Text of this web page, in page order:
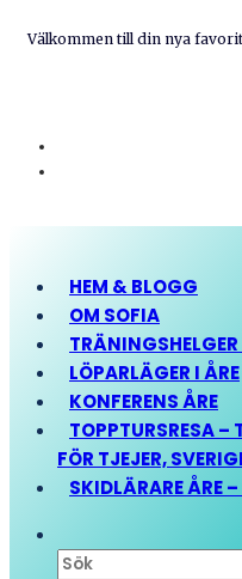
Välkommen till din nya
HEM & BLOGG
OM SOFIA
LÖPARLÄGER I ÅRE
KONFERENS ÅRE
TOPPTURSRESA –
FÖR TJEJER,
SKIDLÄRARE ÅRE